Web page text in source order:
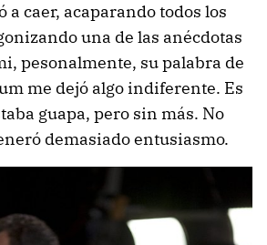
a caer, acaparando todos los
una de las anécdotas
pesonalmente, su palabra de
me dejó algo indiferente. Es
guapa, pero sin más. No
demasiado entusiasmo.